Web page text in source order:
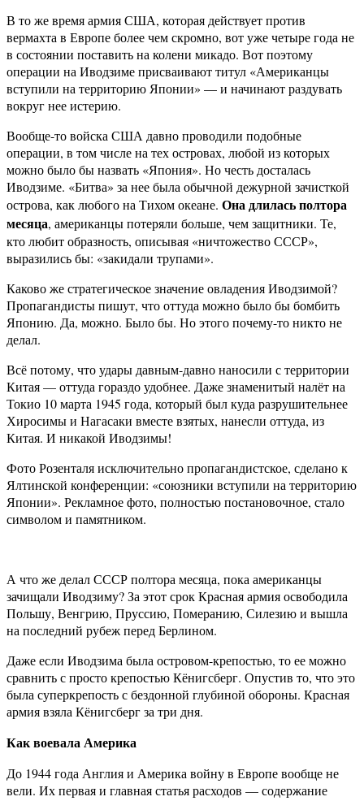
В то же время армия США, которая действует против
вермахта в Европе более чем скромно, вот уже четыре года не
в состоянии поставить на колени микадо. Вот поэтому
операции на Иводзиме присваивают титул «Американцы
вступили на территорию Японии» — и начинают раздувать
вокруг нее истерию.
Вообще-то войска США давно проводили подобные
операции, в том числе на тех островах, любой из которых
можно было бы назвать «Япония». Но честь досталась
Иводзиме. «Битва» за нее была обычной дежурной зачисткой
острова, как любого на Тихом океане. Она длилась полтора
месяца, американцы потеряли больше, чем защитники. Те,
кто любит образность, описывая «ничтожество СССР»,
выразились бы: «закидали трупами».
Каково же стратегическое значение овладения Иводзимой?
Пропагандисты пишут, что оттуда можно было бы бомбить
Японию. Да, можно. Было бы. Но этого почему-то никто не
делал.
Всё потому, что удары давным-давно наносили с территории
Китая — оттуда гораздо удобнее. Даже знаменитый налёт на
Токио 10 марта 1945 года, который был куда разрушительнее
Хиросимы и Нагасаки вместе взятых, нанесли оттуда, из
Китая. И никакой Иводзимы!
Фото Розенталя исключительно пропагандистское, сделано к
Ялтинской конференции: «союзники вступили на территорию
Японии». Рекламное фото, полностью постановочное, стало
символом и памятником.
А что же делал СССР полтора месяца, пока американцы
зачищали Иводзиму? За этот срок Красная армия освободила
Польшу, Венгрию, Пруссию, Померанию, Силезию и вышла
на последний рубеж перед Берлином.
Даже если Иводзима была островом-крепостью, то ее можно
сравнить с просто крепостью Кёнигсберг. Опустив то, что это
была суперкрепость с бездонной глубиной обороны. Красная
армия взяла Кёнигсберг за три дня.
Как воевала Америка
До 1944 года Англия и Америка войну в Европе вообще не
вели. Их первая и главная статья расходов — содержание